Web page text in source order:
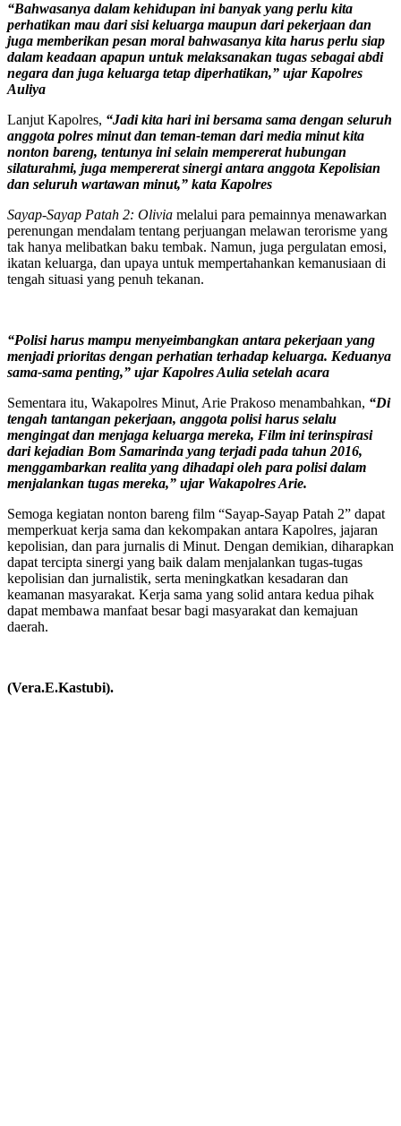
“Bahwasanya dalam kehidupan ini banyak yang perlu kita
perhatikan mau dari sisi keluarga maupun dari pekerjaan dan
juga memberikan pesan moral bahwasanya kita harus perlu siap
dalam keadaan apapun untuk melaksanakan tugas sebagai abdi
negara dan juga keluarga tetap diperhatikan,” ujar Kapolres
Auliya
Lanjut Kapolres, “Jadi kita hari ini bersama sama dengan seluruh
anggota polres minut dan teman-teman dari media minut kita
nonton bareng, tentunya ini selain mempererat hubungan
silaturahmi, juga mempererat sinergi antara anggota Kepolisian
dan seluruh wartawan minut,” kata Kapolres
Sayap-Sayap Patah 2: Olivia melalui para pemainnya menawarkan
perenungan mendalam tentang perjuangan melawan terorisme yang
tak hanya melibatkan baku tembak. Namun, juga pergulatan emosi,
ikatan keluarga, dan upaya untuk mempertahankan kemanusiaan di
tengah situasi yang penuh tekanan.
“Polisi harus mampu menyeimbangkan antara pekerjaan yang
menjadi prioritas dengan perhatian terhadap keluarga. Keduanya
sama-sama penting,” ujar Kapolres Aulia setelah acara
Sementara itu, Wakapolres Minut, Arie Prakoso menambahkan, “Di
tengah tantangan pekerjaan, anggota polisi harus selalu
mengingat dan menjaga keluarga mereka, Film ini terinspirasi
dari kejadian Bom Samarinda yang terjadi pada tahun 2016,
menggambarkan realita yang dihadapi oleh para polisi dalam
menjalankan tugas mereka,” ujar Wakapolres Arie.
Semoga kegiatan nonton bareng film “Sayap-Sayap Patah 2” dapat
memperkuat kerja sama dan kekompakan antara Kapolres, jajaran
kepolisian, dan para jurnalis di Minut. Dengan demikian, diharapkan
dapat tercipta sinergi yang baik dalam menjalankan tugas-tugas
kepolisian dan jurnalistik, serta meningkatkan kesadaran dan
keamanan masyarakat. Kerja sama yang solid antara kedua pihak
dapat membawa manfaat besar bagi masyarakat dan kemajuan
daerah.
(Vera.E.Kastubi).